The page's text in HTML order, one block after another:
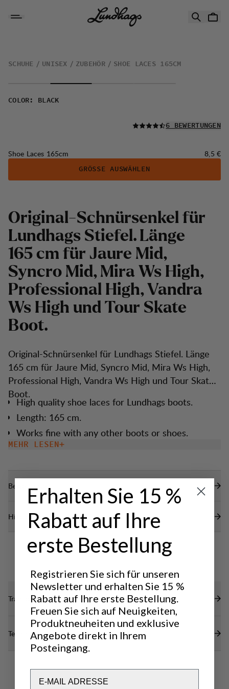
SCHUHE UNISEX ZUBEHÖR SHOE LACES 165CM
COLOR : BLACK
LESEN SIE ALLE
6 BEWERTUNGEN
Shoe Laces 165cm Preis:
8,5 €
GRÖSSE AUSWÄHLEN
Original-Schnürsenkel für
Lundhags Stiefel. Länge
165 cm für Jaure Mid,
Syncro Mid, Mira Ws High,
Professional High, Vandra
Ws High und Tour Skate
Boot.
Original-Schnürsenkel für Lundhags Stiefel. Länge
165 cm für Jaure Mid, Syncro Mid, Mira Ws High,
Professional High, Vandra Ws High und Tour Skate
Boot.
High quality shoe laces for Lundhags boots.
Length: 165 cm.
Works fine with any other boots or shoes.
MEHR LESEN
Bewertungen
Hilfe benötigt?
Transparenz
Technische Daten
Erhalten Sie 15 %
Rabatt auf Ihre
erste Bestellung
Registrieren Sie sich für unseren
Newsletter und erhalten Sie 15 %
Rabatt auf Ihre erste Bestellung.
Freuen Sie sich auf Neuigkeiten,
Produktneuheiten und exklusive
Angebote direkt in Ihrem
Posteingang.